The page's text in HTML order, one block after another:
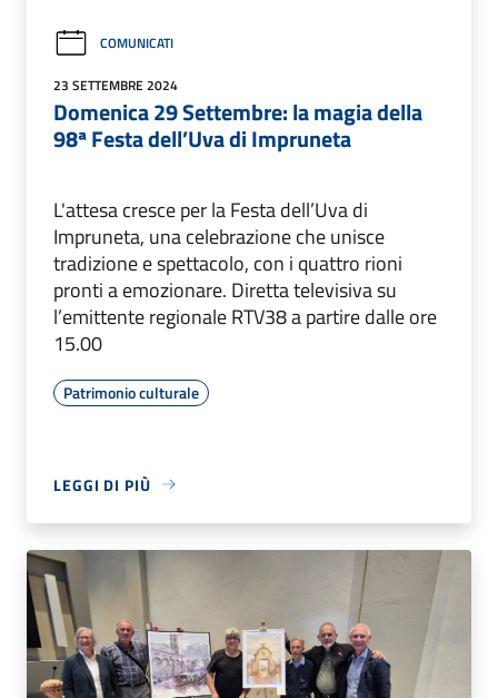
COMUNICATI
23 SETTEMBRE 2024
Domenica 29 Settembre: la magia della
98ª Festa dell’Uva di Impruneta
L'attesa cresce per la Festa dell’Uva di
Impruneta, una celebrazione che unisce
tradizione e spettacolo, con i quattro rioni
pronti a emozionare. Diretta televisiva su
l’emittente regionale RTV38 a partire dalle ore
15.00
Patrimonio culturale
LEGGI DI PIÙ